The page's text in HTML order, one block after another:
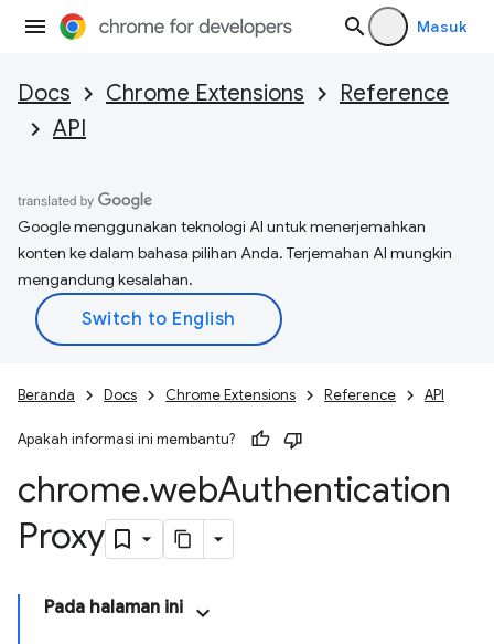
Masuk
Docs Chrome Extensions
Reference
API
Google menggunakan teknologi AI untuk menerjemahkan
konten ke dalam bahasa pilihan Anda. Terjemahan AI mungkin
mengandung kesalahan.
Beranda Docs Chrome Extensions Reference API
Apakah informasi ini membantu?
chrome.webAuthentication
Proxy
Pada halaman ini